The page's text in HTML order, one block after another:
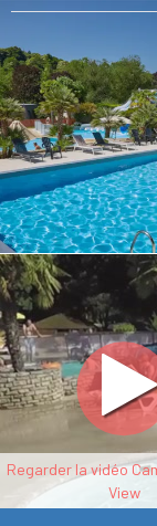
Regarder la vidéo
View